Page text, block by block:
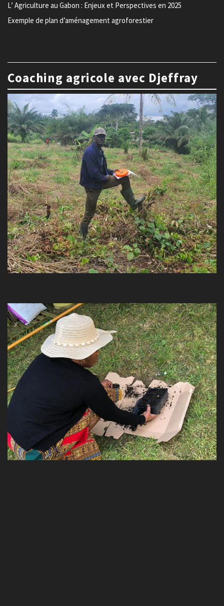
L’ Agriculture au Gabon : Enjeux et Perspectives en 2025
Exemple de plan d’aménagement agroforestier
Coaching agricole avec Djeffray